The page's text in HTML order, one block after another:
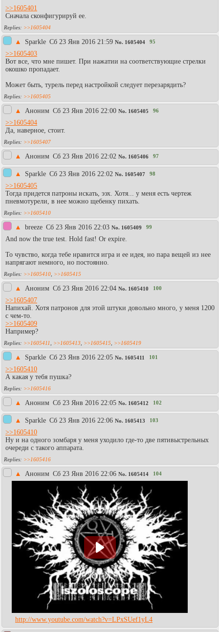
>>1605401
Сначала сконфигурируй ее.
>>1605404
▲ Sparkle Сб 23 Янв 2016 21:59 No. 1605404 95
>>1605403
Вот все, что мне пишет. При нажатии на соответствующие стрелки
окошко пропадает.
Может быть, турель перед настройкой следует перезарядить?
>>1605405
▲ Аноним Сб 23 Янв 2016 22:00 No. 1605405 96
>>1605404
Да, наверное, стоит.
>>1605407
▲ Аноним Сб 23 Янв 2016 22:02 No. 1605406 97
▲ Sparkle Сб 23 Янв 2016 22:02 No. 1605407 98
>>1605405
Тогда придется патроны искать, ээх. Хотя... у меня есть чертеж
пневмотурели, в нее можно щебенку пихать.
>>1605410
▲ breeze Сб 23 Янв 2016 22:03 No. 1605409 99
And now the true test. Hold fast! Or expire.
То чувство, когда тебе нравится игра и ее идея, но пара вещей из нее
напрягают немного, но постоянно.
>>1605410 >>1605415
▲ Аноним Сб 23 Янв 2016 22:04 No. 1605410 100
>>1605407
Напихай. Хотя патронов для этой штуки довольно много, у меня 1200
с чем-то.
>>1605409
Например?
>>1605411 >>1605413 >>1605415 >>1605419
▲ Sparkle Сб 23 Янв 2016 22:05 No. 1605411 101
>>1605410
А какая у тебя пушка?
>>1605416
▲ Аноним Сб 23 Янв 2016 22:05 No. 1605412 102
▲ Sparkle Сб 23 Янв 2016 22:06 No. 1605413 103
>>1605410
Ну и на одного зомбаря у меня уходило где-то две пятивыстрельных
очереди с такого аппарата.
>>1605416
▲ Аноним Сб 23 Янв 2016 22:06 No. 1605414 104
http://www.youtube.com/watch?v=LPxSUef1yL4